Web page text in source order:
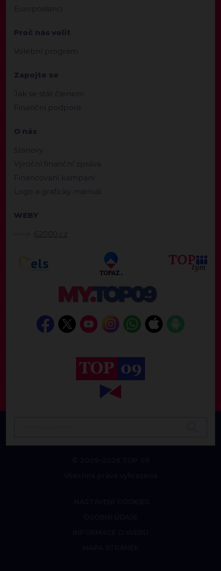
Europoslanci
Proč nás volit
Volební program
Zapojte se
Jak se stát členem
Finanční podpora
O nás
Stanovy
Výroční finanční zpráva
Financování kampaní
Logo a grafický manuál
WEBY
62000.cz